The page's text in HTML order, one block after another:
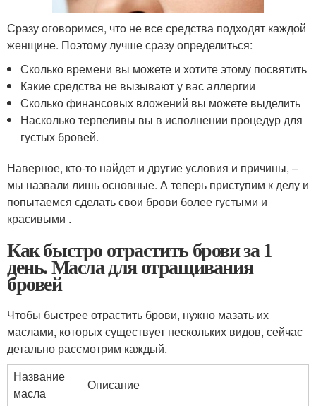
Сразу оговоримся, что не все средства подходят каждой
женщине. Поэтому лучше сразу определиться:
Сколько времени вы можете и хотите этому посвятить
Какие средства не вызывают у вас аллергии
Сколько финансовых вложений вы можете выделить
Насколько терпеливы вы в исполнении процедур для
густых бровей.
Наверное, кто-то найдет и другие условия и причины, –
мы назвали лишь основные. А теперь приступим к делу и
попытаемся сделать свои брови более густыми и
красивыми .
Как быстро отрастить брови за 1
день. Масла для отращивания
бровей
Чтобы быстрее отрастить брови, нужно мазать их
маслами, которых существует нескольких видов, сейчас
детально рассмотрим каждый.
Название
масла
Описание